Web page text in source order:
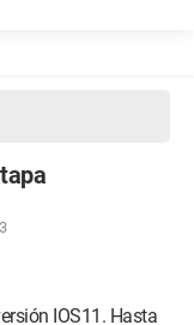
IOS11. Hasta